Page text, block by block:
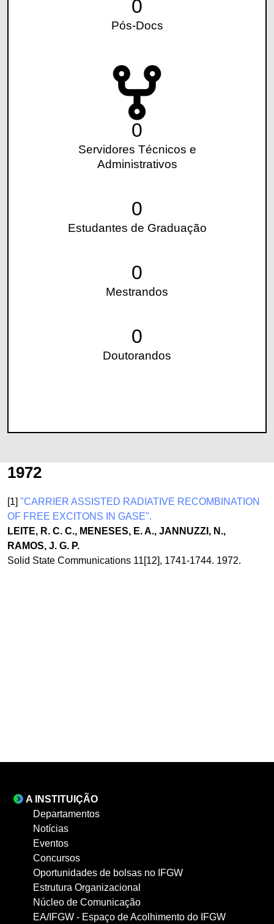
0
Pós-Docs
0
Servidores Técnicos e
Administrativos
0
Estudantes de Graduação
0
Mestrandos
0
Doutorandos
1972
[1] "CARRIER ASSISTED RADIATIVE RECOMBINATION
OF FREE EXCITONS IN GASE".
LEITE, R. C. C., MENESES, E. A., JANNUZZI, N.,
RAMOS, J. G. P.
Solid State Communications 11[12], 1741-1744. 1972.
A INSTITUIÇÃO
Departamentos
Notícias
Eventos
Concursos
Oportunidades de bolsas no IFGW
Estrutura Organizacional
Núcleo de Comunicação
EA/IFGW - Espaço de Acolhimento do IFGW